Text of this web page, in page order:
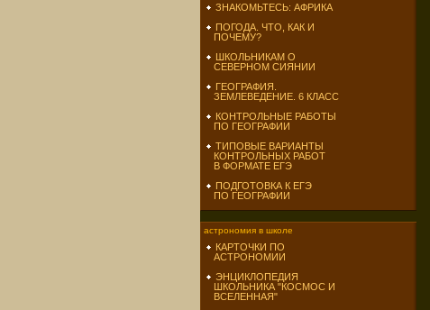
ЗНАКОМЬТЕСЬ: АФРИКА
ПОГОДА. ЧТО, КАК И
ПОЧЕМУ?
ШКОЛЬНИКАМ О
СЕВЕРНОМ СИЯНИИ
ГЕОГРАФИЯ.
ЗЕМЛЕВЕДЕНИЕ. 6 КЛАСС
КОНТРОЛЬНЫЕ РАБОТЫ
ПО ГЕОГРАФИИ
ТИПОВЫЕ ВАРИАНТЫ
КОНТРОЛЬНЫХ РАБОТ
В ФОРМАТЕ ЕГЭ
ПОДГОТОВКА К ЕГЭ
ПО ГЕОГРАФИИ
астрономия в школе
КАРТОЧКИ ПО
АСТРОНОМИИ
ЭНЦИКЛОПЕДИЯ
ШКОЛЬНИКА "КОСМОС И
ВСЕЛЕННАЯ"